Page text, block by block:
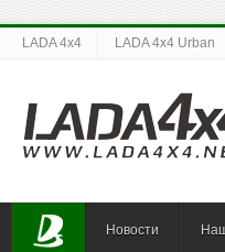
LADA 4x4 LADA 4x4 Urban
Новости